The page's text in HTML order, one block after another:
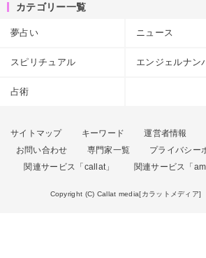
カテゴリー一覧
夢占い ニュース
スピリチュアル エンジェルナン
占術
サイトマップ キーワード 運営者情報
お問い合わせ
専門家一覧
プライバシー
関連サービス「callat」
関連サービス「
Copyright (C) Callat media[カラットメディア]